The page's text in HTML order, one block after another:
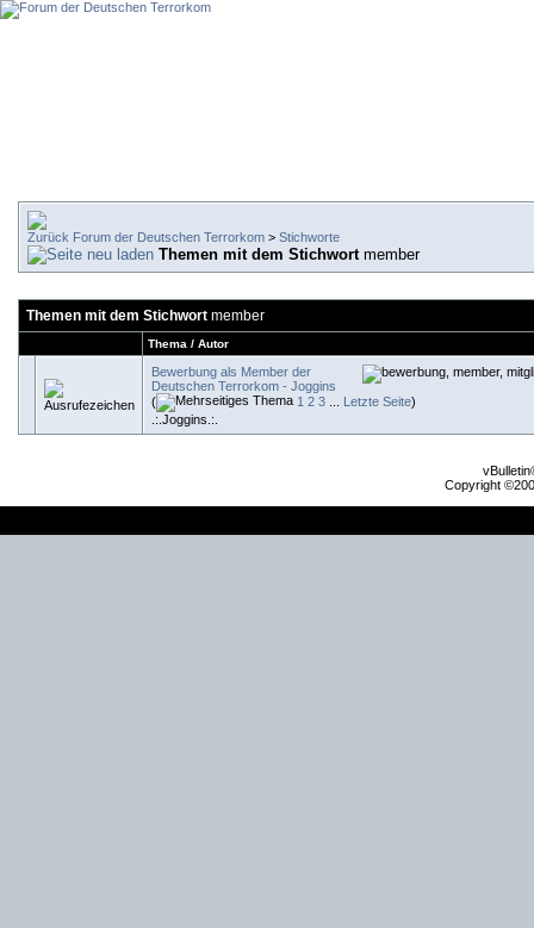
Forum der Deutschen Terrorkom > Stichworte
Themen mit dem Stichwort member
Themen mit dem Stichwort member
Thema / Autor
Bewerbung als Member der
Deutschen Terrorkom - Joggins
(
1 2 3 Letzte Seite)
.:.Joggins.:.
Copyright